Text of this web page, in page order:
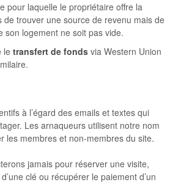
pour laquelle le propriétaire offre la
de trouver une source de revenu mais de
son logement ne soit pas vide.
le transfert de fonds via Western Union
à l’égard des emails et textes qui
Les arnaqueurs utilisent notre nom
les membres et non-membres du site.
jamais pour réserver une visite,
clé ou récupérer le paiement d’un